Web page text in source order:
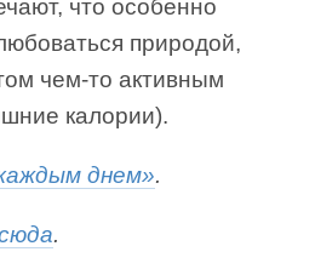
что особенно
природой,
чем-то активным
калории).
днем».
.